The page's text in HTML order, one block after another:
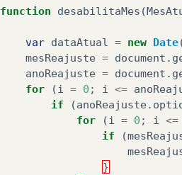
function desabilitaMes (
var dataAtual = new Date
mesReajuste = document .
anoReajuste = document .
for
(i = 0 ; i <=
if
(anoReajuste.
for
(i = 0 ; i <=
if
(
}